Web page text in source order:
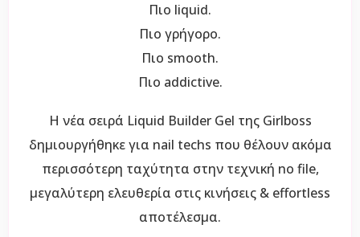
Πιο liquid.
Πιο γρήγορο.
Πιο smooth.
Πιο addictive.
Η νέα σειρά Liquid Builder Gel της Girlboss
δημιουργήθηκε για nail techs που θέλουν ακόμα
περισσότερη ταχύτητα στην τεχνική no file,
μεγαλύτερη ελευθερία στις κινήσεις & effortless
αποτέλεσμα.